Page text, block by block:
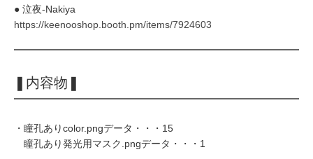
● 泣夜‐Nakiya
https://keenooshop.booth.pm/items/7924603
❚内容物❚
・瞳孔ありcolor.pngデータ・・・15
瞳孔あり発光用マスク.pngデータ・・・1